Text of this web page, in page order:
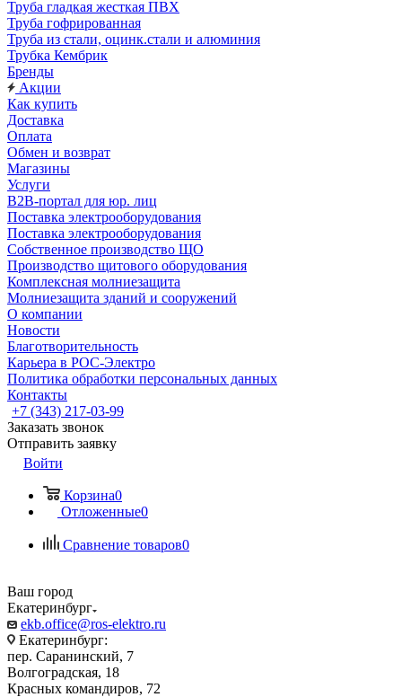
Труба гладкая жесткая ПВХ
Труба гофрированная
Труба из стали, оцинк.стали и алюминия
Трубка Кембрик
Бренды
Акции
Как купить
Доставка
Оплата
Обмен и возврат
Магазины
Услуги
B2B-портал для юр. лиц
Поставка электрооборудования
Поставка электрооборудования
Собственное производство ЩО
Производство щитового оборудования
Комплексная молниезащита
Молниезащита зданий и сооружений
О компании
Новости
Благотворительность
Карьера в РОС-Электро
Политика обработки персональных данных
Контакты
+7 (343) 217-03-99
Заказать звонок
Отправить заявку
Войти
Корзина0
Отложенные0
Сравнение товаров0
Ваш город
Екатеринбург
ekb.office@ros-elektro.ru
Екатеринбург:
пер. Саранинский, 7
Волгоградская, 18
Красных командиров, 72